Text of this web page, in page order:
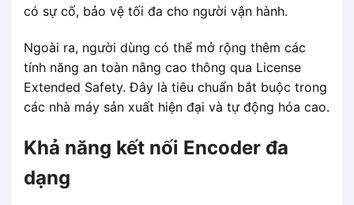
có sự cố, bảo vệ tối đa cho người vận hành.
Ngoài ra, người dùng có thể mở rộng thêm các
tính năng an toàn nâng cao thông qua License
Extended Safety. Đây là tiêu chuẩn bắt buộc trong
các nhà máy sản xuất hiện đại và tự động hóa cao.
Khả năng kết nối Encoder đa
dạng